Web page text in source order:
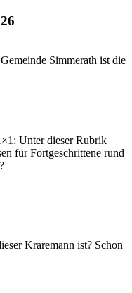
Simmerath ist die
Unter dieser Rubrik
für Fortgeschrittene rund
Kraremann ist? Schon